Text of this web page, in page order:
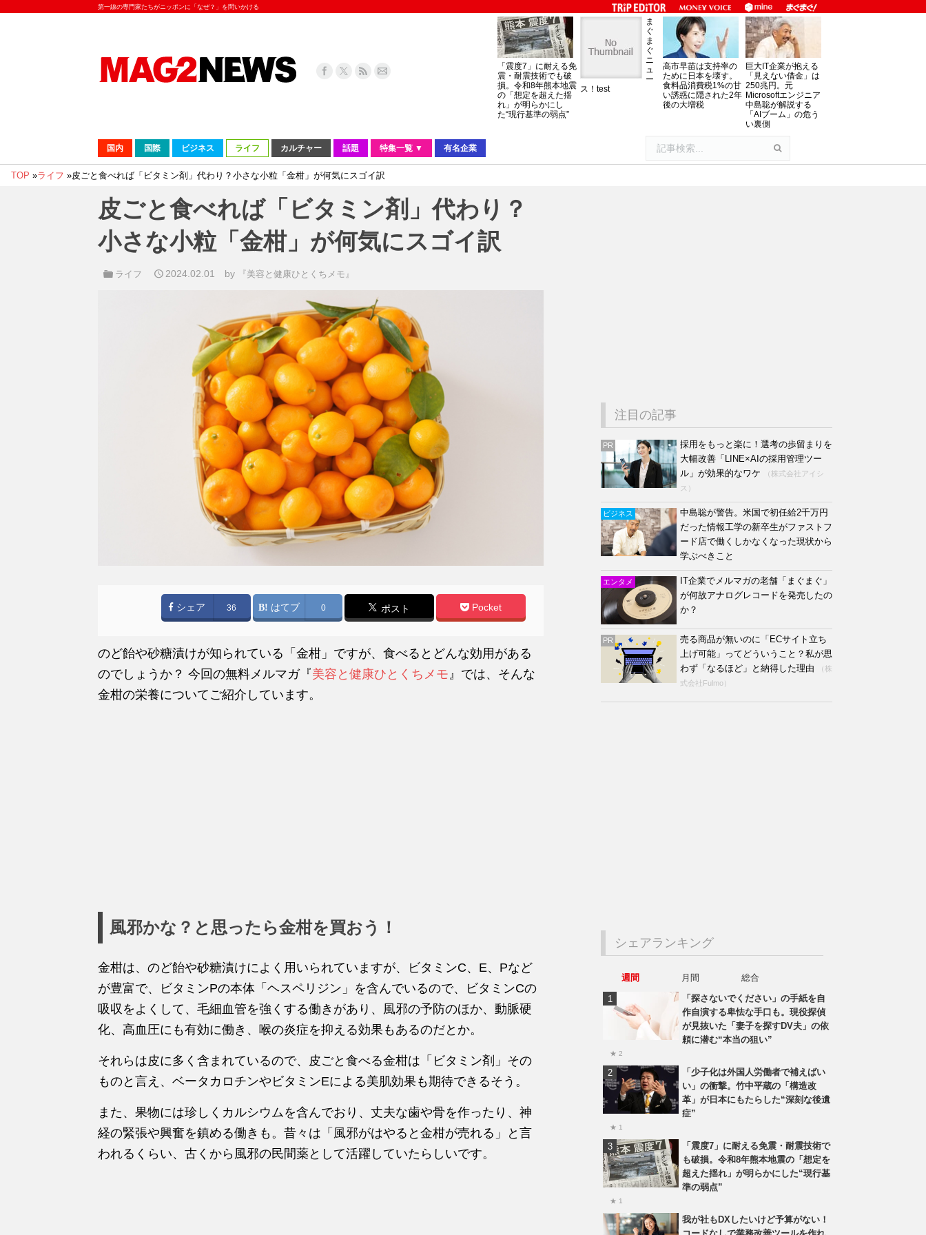
第一線の専門家たちがニッポンに「なぜ？」を問いかける
「震度7」に耐える免
震・耐震技術でも破
損。令和8年熊本地震
の「想定を超えた揺
れ」が明らかにし
た“現行基準の弱点”
ま
ぐ
ま
ぐ
ニ
ュ
ー
ス！test
高市早苗は支持率の
ために日本を壊す。
食料品消費税1%の甘
い誘惑に隠された2年
後の大増税
巨大IT企業が抱える
「見えない借金」は
250兆円。元
Microsoftエンジニア
中島聡が解説する
「AIブーム」の危う
い裏側
国内 国際 ビジネス ライフ カルチャー 話題 特集一覧 ▼ 有名企業
TOP »ライフ »皮ごと食べれば「ビタミン剤」代わり？小さな小粒「金柑」が何気にスゴイ訳
皮ごと食べれば「ビタミン剤」代わり？
小さな小粒「金柑」が何気にスゴイ訳
ライフ 2024.02.01 by 『美容と健康ひとくちメモ』
シェア 36 はてブ 0 ポスト Pocket
のど飴や砂糖漬けが知られている「金柑」ですが、食べるとどんな効用がある
のでしょうか？ 今回の無料メルマガ『美容と健康ひとくちメモ 』では、そんな
金柑の栄養についてご紹介しています。
風邪かな？と思ったら金柑を買おう！
金柑は、のど飴や砂糖漬けによく用いられていますが、ビタミンC、E、Pなど
が豊富で、ビタミンPの本体「ヘスペリジン」を含んでいるので、ビタミンCの
吸収をよくして、毛細血管を強くする働きがあり、風邪の予防のほか、動脈硬
化、高血圧にも有効に働き、喉の炎症を抑える効果もあるのだとか。
それらは皮に多く含まれているので、皮ごと食べる金柑は「ビタミン剤」その
ものと言え、ベータカロチンやビタミンEによる美肌効果も期待できるそう。
また、果物には珍しくカルシウムを含んでおり、丈夫な歯や骨を作ったり、神
経の緊張や興奮を鎮める働きも。昔々は「風邪がはやると金柑が売れる」と言
われるくらい、古くから風邪の民間薬として活躍していたらしいです。
注目の記事
PR
採用をもっと楽に！選考の歩留まりを
大幅改善「LINE×AIの採用管理ツー
ル」が効果的なワケ
（株式会社アイシ
ス）
ビジネス
中島聡が警告。米国で初任給2千万円
だった情報工学の新卒生がファストフ
ード店で働くしかなくなった現状から
学ぶべきこと
エンタメ
IT企業でメルマガの老舗「まぐまぐ」
が何故アナログレコードを発売したの
か？
PR
売る商品が無いのに「ECサイト立ち
上げ可能」ってどういうこと？私が思
わず「なるほど」と納得した理由
（株
式会社Fulmo）
シェアランキング
週間 月間
総合
「探さないでください」の手紙を自
作自演する卑怯な手口も。現役探偵
が見抜いた「妻子を探すDV夫」の依
頼に潜む“本当の狙い”
★ 2
「少子化は外国人労働者で補えばい
い」の衝撃。竹中平蔵の「構造改
革」が日本にもたらした“深刻な後遺
症”
★ 1
「震度7」に耐える免震・耐震技術で
も破損。令和8年熊本地震の「想定を
超えた揺れ」が明らかにした“現行基
準の弱点”
★ 1
我が社もDXしたいけど予算がない！